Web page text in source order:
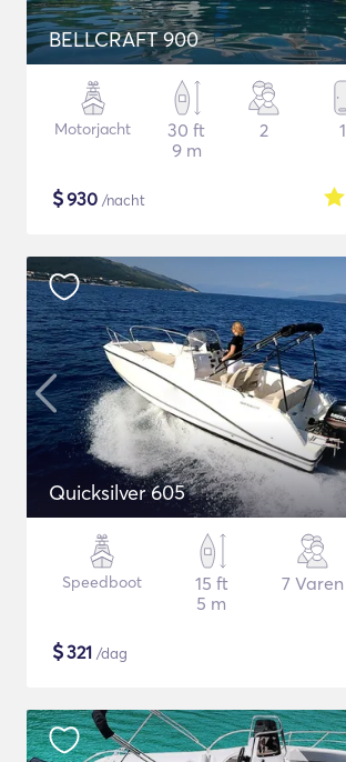
BELLCRAFT 900
Motorjacht
30 ft
9 m
2 1
$930 /nacht
Quicksilver 605
Speedboot
15 ft
5 m
7 Varen
$321 /dag